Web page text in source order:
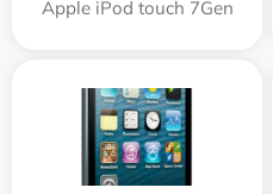
Apple iPod touch 7Gen